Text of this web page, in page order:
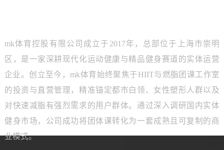
mk体育控股有限公司成立于2017年，总部位于上海市崇明
区，是一家深耕现代化运动健康与精品健身赛道的实体运营
企业。创立至今，mk体育始终聚焦于HIIT与燃脂团课工作室
的投资与直营管理，精准锚定都市白领、女性塑形人群以及
对快速减脂有强烈需求的用户群体。通过深入调研国内实体
健身市场，公司成功将团体课转化为一套成熟且可复制的商
业模式。